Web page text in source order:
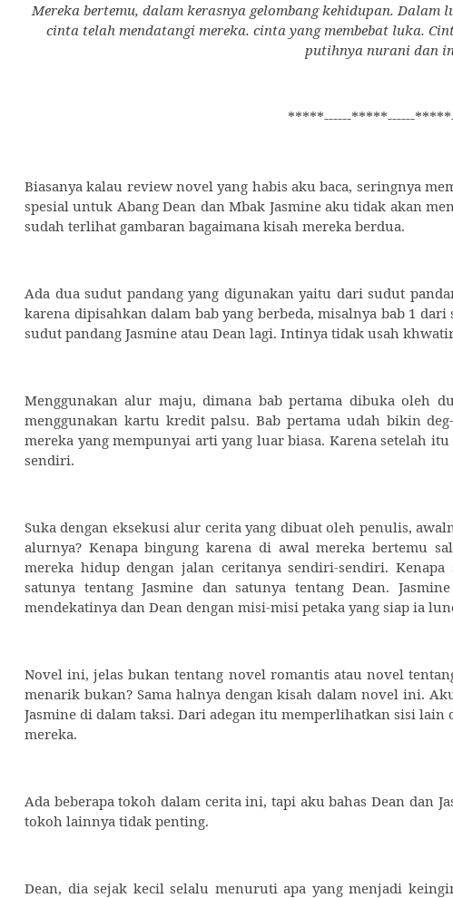
Mereka bertemu, dalam kerasnya gelombang kehidupan.
cinta telah mendatangi mereka. cinta yang membebat luka.
putihnya nurani dan
*****------*****------
Biasanya kalau review novel yang habis aku baca, seringnya
spesial untuk Abang Dean dan Mbak Jasmine aku tidak akan
sudah terlihat gambaran bagaimana kisah mereka berdua.
Ada dua sudut pandang yang digunakan yaitu dari sudut
karena dipisahkan dalam bab yang berbeda, misalnya bab 1
sudut pandang Jasmine atau Dean lagi. Intinya tidak usah
Menggunakan alur maju, dimana bab pertama dibuka oleh
menggunakan kartu kredit palsu. Bab pertama udah bikin
mereka yang mempunyai arti yang luar biasa. Karena setelah
sendiri.
Suka dengan eksekusi alur cerita yang dibuat oleh penulis,
alurnya? Kenapa bingung karena di awal mereka bertemu
mereka hidup dengan jalan ceritanya sendiri-sendiri.
satunya tentang Jasmine dan satunya tentang Dean.
mendekatinya dan Dean dengan misi-misi petaka yang siap ia
Novel ini, jelas bukan tentang novel romantis atau novel
menarik bukan? Sama halnya dengan kisah dalam novel ini.
Jasmine di dalam taksi. Dari adegan itu memperlihatkan sisi
mereka.
Ada beberapa tokoh dalam cerita ini, tapi aku bahas Dean dan
tokoh lainnya tidak penting.
Dean, dia sejak kecil selalu menuruti apa yang menjadi